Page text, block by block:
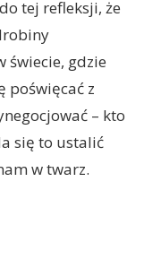
tej refleksji, że
świecie, gdzie
poświęcać z
– kto
się to ustalić
w twarz.